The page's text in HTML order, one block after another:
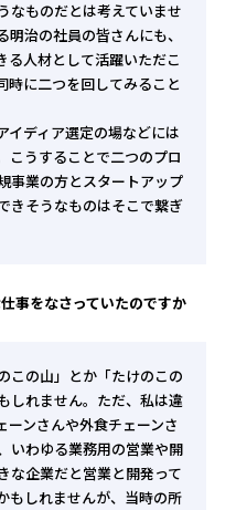
なものだとは考えていませ
治の社員の皆さんにも、
る人材として活躍いただこ
時に二つを回してみること
イディア選定の場などには
こうすることで二つのプロ
事業の方とスタートアップ
きそうなものはそこで繋ぎ
事をなさっていたのですか
この山」とか「たけのこの
しれません。ただ、私は違
ーンさんや外食チェーンさ
いわゆる業務用の営業や開
な企業だと営業と開発って
もしれませんが、当時の所